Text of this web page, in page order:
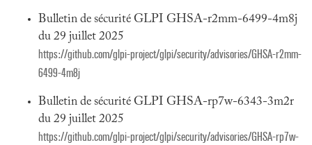
Bulletin de sécurité GLPI GHSA-r2mm-6499-4m8j
du 29 juillet 2025
https://github.com/glpi-project/glpi/security/advisories/GHSA-r2mm-
6499-4m8j
Bulletin de sécurité GLPI GHSA-rp7w-6343-3m2r
du 29 juillet 2025
https://github.com/glpi-project/glpi/security/advisories/GHSA-rp7w-